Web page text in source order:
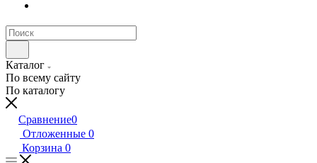
Каталог
По всему сайту
По каталогу
Сравнение0
Отложенные 0
Корзина 0